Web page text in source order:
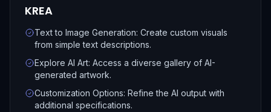
KREA
Text to Image Generation: Create custom visuals
from simple text descriptions.
Explore AI Art: Access a diverse gallery of AI-
generated artwork.
Customization Options: Refine the AI output with
additional specifications.